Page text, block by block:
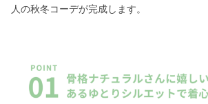
人の秋冬コーデが完成します。